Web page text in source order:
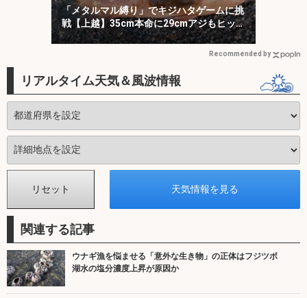
「メタルマル縛り」でキジハタゲームに挑
戦【上越】35cm本命に29cmアジもヒッ
ト！
Recommended by
リアルタイム天気＆風波情報
関連する記事
ウナギ漁を悩ませる「意外な生き物」の正体はフジツボ
湖水の塩分濃度上昇が原因か